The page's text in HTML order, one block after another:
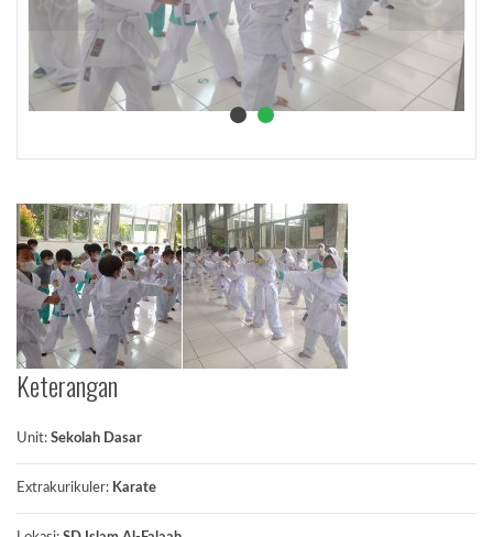
Keterangan
Unit: Sekolah Dasar
Extrakurikuler: Karate